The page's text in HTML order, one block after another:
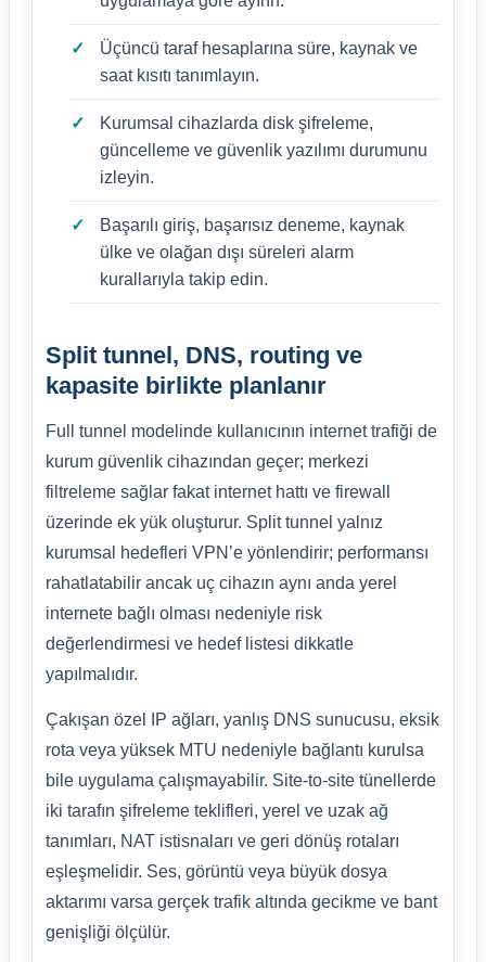
Üçüncü taraf hesaplarına süre, kaynak ve
saat kısıtı tanımlayın.
Kurumsal cihazlarda disk şifreleme,
güncelleme ve güvenlik yazılımı durumunu
izleyin.
Başarılı giriş, başarısız deneme, kaynak
ülke ve olağan dışı süreleri alarm
kurallarıyla takip edin.
Split tunnel, DNS, routing ve
kapasite birlikte planlanır
Full tunnel modelinde kullanıcının internet trafiği de
kurum güvenlik cihazından geçer; merkezi
filtreleme sağlar fakat internet hattı ve firewall
üzerinde ek yük oluşturur. Split tunnel yalnız
kurumsal hedefleri VPN’e yönlendirir; performansı
rahatlatabilir ancak uç cihazın aynı anda yerel
internete bağlı olması nedeniyle risk
değerlendirmesi ve hedef listesi dikkatle
yapılmalıdır.
Çakışan özel IP ağları, yanlış DNS sunucusu, eksik
rota veya yüksek MTU nedeniyle bağlantı kurulsa
bile uygulama çalışmayabilir. Site-to-site tünellerde
iki tarafın şifreleme teklifleri, yerel ve uzak ağ
tanımları, NAT istisnaları ve geri dönüş rotaları
eşleşmelidir. Ses, görüntü veya büyük dosya
aktarımı varsa gerçek trafik altında gecikme ve bant
genişliği ölçülür.